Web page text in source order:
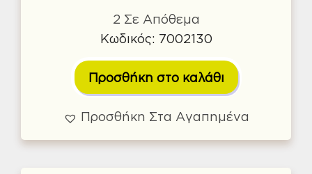
2 Σε Απόθεμα
Κωδικός: 7002130
Προσθήκη στο καλάθι
Προσθήκη Στα Αγαπημένα